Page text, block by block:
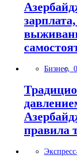
Бизнес,
правила